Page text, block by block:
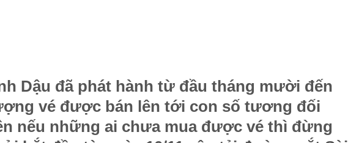
Dậu đã phát hành từ đầu tháng mười đến
vé được bán lên tới con số tương đối
nếu những ai chưa mua được vé thì đừng